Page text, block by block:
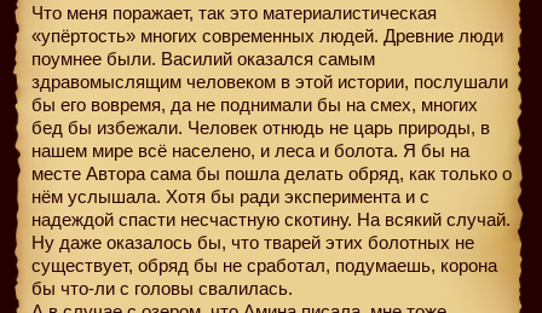
Что меня поражает, так это материалистическая
«упёртость» многих современных людей. Древние люди
поумнее были. Василий оказался самым
здравомыслящим человеком в этой истории, послушали
бы его вовремя, да не поднимали бы на смех, многих
бед бы избежали. Человек отнюдь не царь природы, в
нашем мире всё населено, и леса и болота. Я бы на
месте Автора сама бы пошла делать обряд, как только о
нём услышала. Хотя бы ради эксперимента и с
надеждой спасти несчастную скотину. На всякий случай.
Ну даже оказалось бы, что тварей этих болотных не
существует, обряд бы не сработал, подумаешь, корона
бы что-ли с головы свалилась.